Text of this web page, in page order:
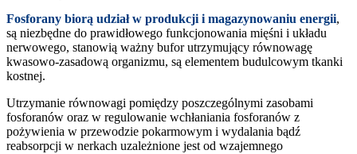
Fosforany biorą udział w produkcji i magazynowaniu energii,
są niezbędne do prawidłowego funkcjonowania mięśni i układu
nerwowego, stanowią ważny bufor utrzymujący równowagę
kwasowo-zasadową organizmu, są elementem budulcowym tkanki
kostnej.
Utrzymanie równowagi pomiędzy poszczególnymi zasobami
fosforanów oraz w regulowanie wchłaniania fosforanów z
pożywienia w przewodzie pokarmowym i wydalania bądź
reabsorpcji w nerkach uzależnione jest od wzajemnego